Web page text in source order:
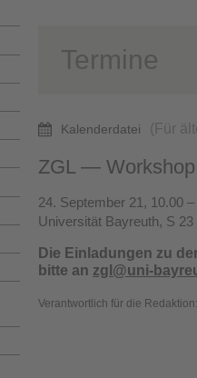
Termine
Kalenderdatei (Für
ZGL — Workshop
24. September 21, 10.00 –
Universität Bayreuth, S 23
Die Einladungen zu
bitte an zgl@uni-
Verantwortlich für die Redaktion: